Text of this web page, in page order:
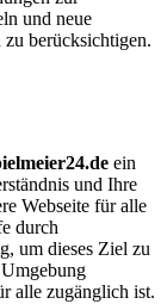
und neue
berücksichtigen.
ein
und Ihre
Webseite für alle
durch
um dieses Ziel zu
alle zugänglich ist.